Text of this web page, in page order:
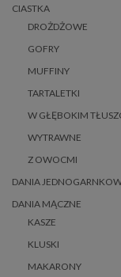
CIASTKA
DROŻDŻOWE
GOFRY
MUFFINY
TARTALETKI
W GŁĘBOKIM
WYTRAWNE
Z OWOCMI
DANIA
DANIA MĄCZNE
KASZE
KLUSKI
MAKARONY